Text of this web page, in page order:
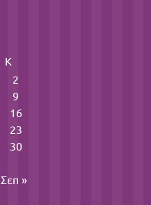
Κ
2
9
16
23
30
Σεπ »